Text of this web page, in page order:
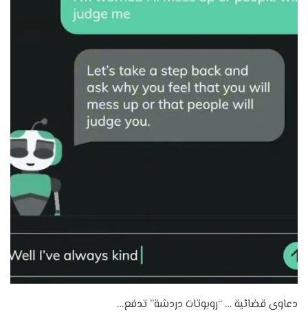
دعاوى قضائية … “روبوتات دردشة” تدفع…